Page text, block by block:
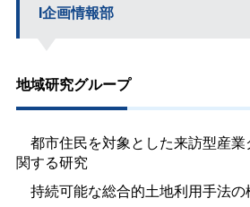
I企画情報部
地域研究グループ
都市住民を対象とした来訪型産業
関する研究
持続可能な総合的土地利用手法の